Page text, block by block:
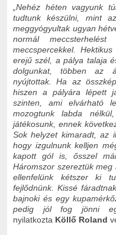
„Nehéz héten vagyunk
tudtunk készülni, mint
meggyógyultak ugyan
normál
meccspercekkel.
erejű szél, a pálya talaja
dolgunkat, többen az
nyújtottak. Ha az
hiszen a pályára lépett
szinten, ami elvárható
mozogtunk labda
játékosunk, ennek
Sok helyzet kimaradt, az
hogy izgulnunk kelljen
kapott gól is, ősszel
Háromszor szereztük
ellenfelünk kétszer ki
fejlődnünk. Kissé
bajnoki és egy
pedig jól fog jönni
nyilatkozta Köllő Roland